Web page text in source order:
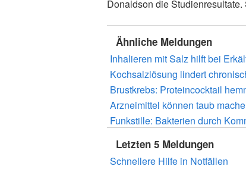
Donaldson die
Ähnliche Meldungen
Inhalieren mit Salz hilft bei
Kochsalzlösung lindert
Brustkrebs: Proteincocktail
Arzneimittel können taub
Funkstille: Bakterien durch
Letzten 5 Meldungen
Schnellere Hilfe in Notfällen